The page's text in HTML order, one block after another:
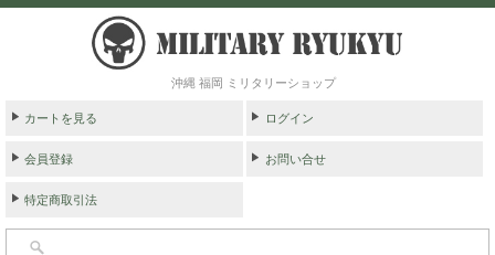
沖縄 福岡 ミリタリーショップ
カートを見る ログイン
会員登録 お問い合せ
特定商取引法